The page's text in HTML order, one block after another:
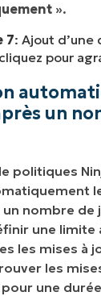
».
7: Ajout
pour
un
politiques
nombre de
une limite
les mises à
les
une